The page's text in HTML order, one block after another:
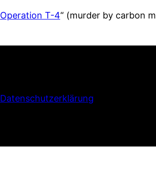
Operation T-4“ (murder by carbon
Datenschutzerklärung